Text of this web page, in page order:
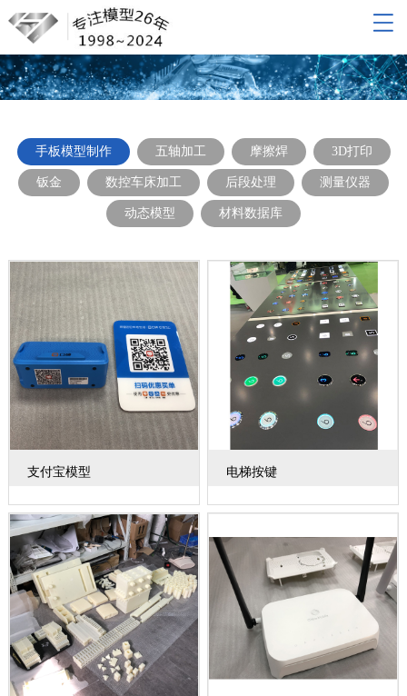
网站导航
网站首页
关于我们
新闻动态
联系我们
手板模型制作 五轴加工 摩擦焊 3D打印
钣金 数控车床加工 后段处理 测量仪器
动态模型 材料数据库
支付宝模型 电梯按键